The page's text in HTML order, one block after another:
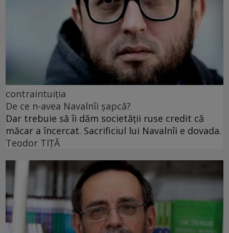
contraintuiția
De ce n-avea Navalnîi șapcă?
Dar trebuie să îi dăm societății ruse credit că
măcar a încercat. Sacrificiul lui Navalnîi e dovada.
Teodor TIŢĂ